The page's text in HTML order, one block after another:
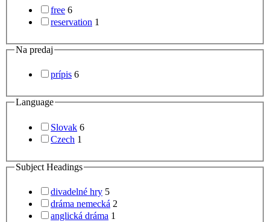
free 6
reservation 1
Na predaj
prípis 6
Language
Slovak 6
Czech 1
Subject Headings
divadelné hry 5
dráma nemecká 2
anglická dráma 1